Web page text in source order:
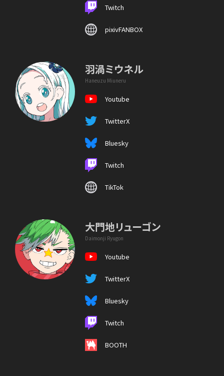
Twitch
pixivFANBOX
羽渦ミウネル
Haneuzu Miuneru
Youtube
TwitterX
Bluesky
Twitch
TikTok
大門地リューゴン
Daimonji Ryugon
Youtube
TwitterX
Bluesky
Twitch
BOOTH